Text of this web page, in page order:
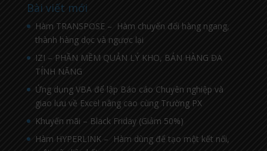
Bài viết mới
Hàm TRANSPOSE – Hàm chuyển đổi hàng ngang,
thành hàng dọc và ngược lại
IZI – PHẦN MỀM QUẢN LÝ KHO, BÁN HÀNG ĐA
TÍNH NĂNG
Ứng dụng VBA để lập Báo cáo Chuyên nghiệp và
giao lưu về Excel nâng cao cùng Trường PX
Khuyến mãi – Black Friday (Giảm 50%)
Hàm HYPERLINK – Hàm dùng để tạo một kết nối,